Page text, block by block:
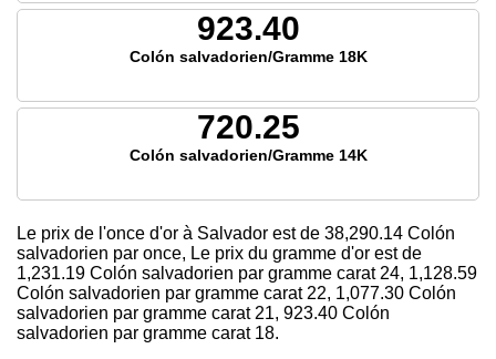
923.40
Colón salvadorien/Gramme 18K
720.25
Colón salvadorien/Gramme 14K
Le prix de l'once d'or à Salvador estde 38,290.14 Colón
salvadorien par once, Le prix du gramme d'or estde
1,231.19 Colón salvadorien par gramme carat 24, 1,128.59
Colón salvadorien par gramme carat 22, 1,077.30 Colón
salvadorien par gramme carat 21, 923.40 Colón
salvadorien par gramme carat 18.